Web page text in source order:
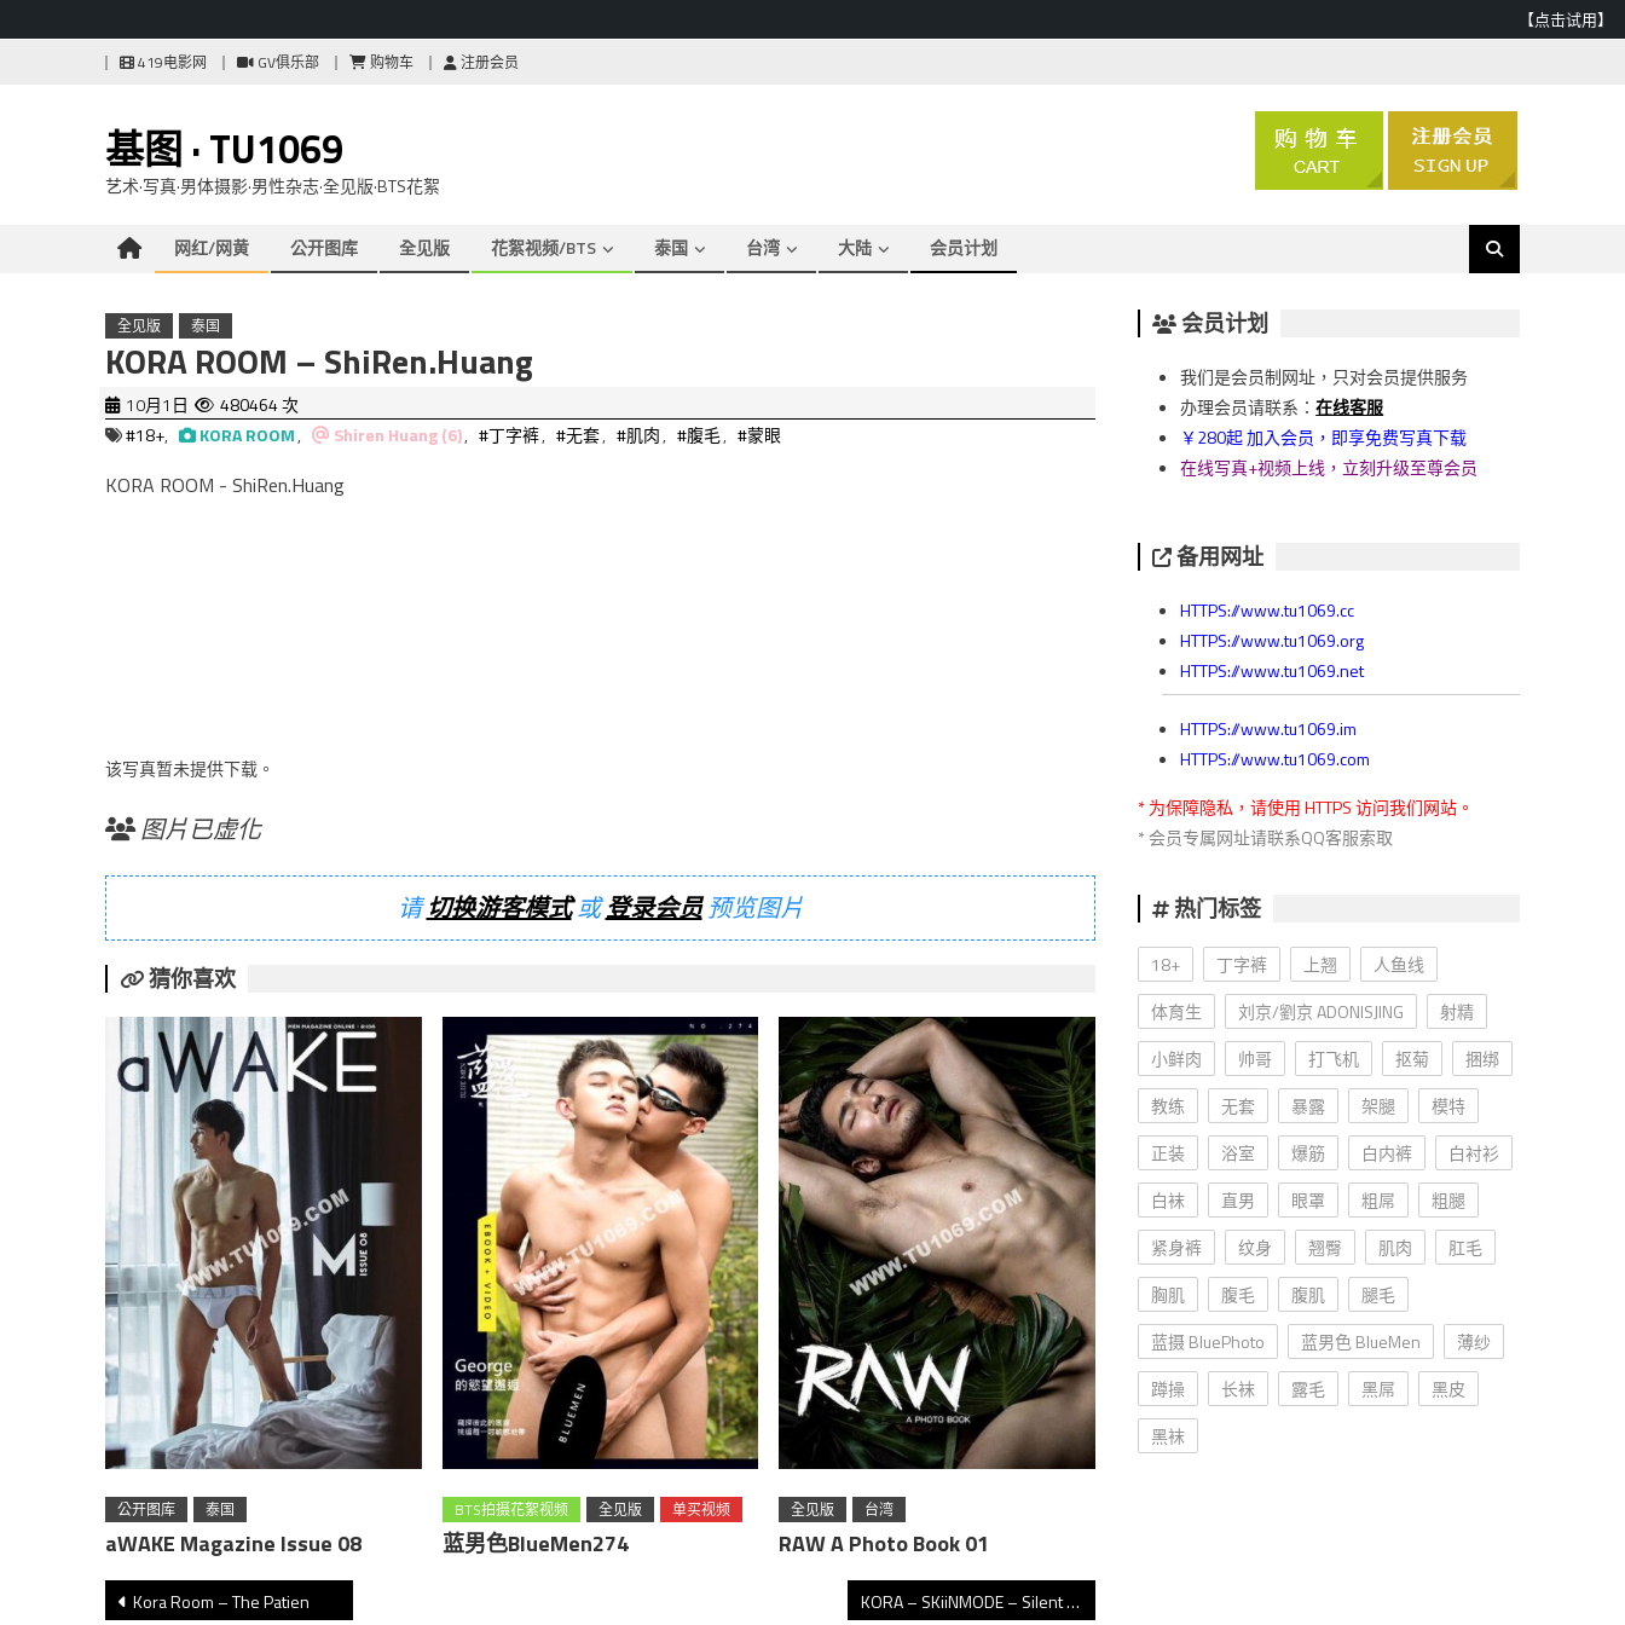
【点击试用】
419电影网 GV俱乐部 购物车 注册会员
基图 · TU1069
艺术·写真·男体摄影·男性杂志·全见版·BTS花絮
网红/网黄 公开图库 全见版 花絮视频/BTS 泰国 台湾 大陆 会员计划
全见版 泰国
KORA ROOM – ShiRen.Huang
10月1日
480464 次
#18+, KORA ROOM, Shiren Huang (6), #丁字裤, #无套, #肌肉, #腹毛, #蒙眼
KORA ROOM - ShiRen.Huang
该写真暂未提供下载。
图片已虚化
请切换游客模式或登录会员预览图片
猜你喜欢
公开图库 泰国
aWAKE Magazine Issue 08
BTS拍摄花絮视频 全见版 单买视频
台湾 收费资源
蓝男色BlueMen274
全见版 台湾
RAW A Photo Book 01
文Kora Room – The Patien KORA – SKiiNMODE – Silent Halloween
会员计划
我们是会员制网址，只对会员提供服务
办理会员请联系：在线客服
￥280起 加入会员，即享免费写真下载
在线写真+视频上线，立刻升级至尊会员
备用网址
HTTPS://www.tu1069.cc
HTTPS://www.tu1069.org
HTTPS://www.tu1069.net
HTTPS://www.tu1069.im
HTTPS://www.tu1069.com
* 为保障隐私，请使用 HTTPS 访问我们网站。
* 会员专属网址请联系QQ客服索取
热门标签
18+ 丁字裤 上翘
人鱼线
体育生
刘京/劉京 ADONISJING
射精
小鲜肉
帅哥 打飞机 抠菊
捆绑
教练
无套 暴露 架腿
模特
正装
浴室 爆筋 白内裤
白衬衫
白袜
直男 眼罩 粗屌
粗腿
紧身裤
纹身 翘臀 肌肉
肛毛
胸肌
腹毛 腹肌
腿毛
蓝摄 BluePhoto
蓝男色 BlueMen
薄纱
蹲操
长袜 露毛 黑屌
黑皮
黑袜